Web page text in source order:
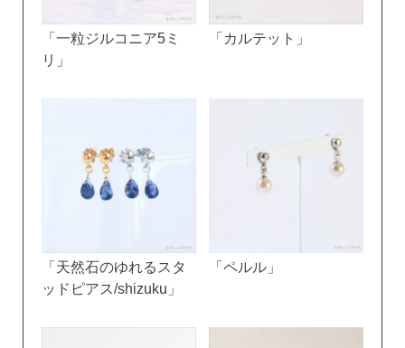
「一粒ジルコニア5ミ
リ」
「カルテット」
「天然石のゆれるスタ
ッドピアス/shizuku」
「ペルル」